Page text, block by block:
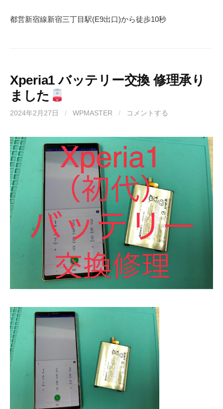
都営新宿線新宿三丁目駅(E9出口)から徒歩10秒
Xperia1 バッテリー交換 修理承り
ました
2024年2月27日 / WPMASTER / コメントする